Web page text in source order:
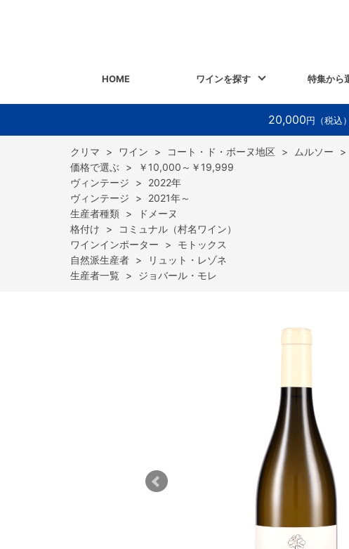
HOME ワインを探す 特集から
20,000 円（税込）
> ワイン > コート・ド・ボーヌ地区 > ムルソー >
>
￥10,000～￥19,999
>
2022年
>
2021年～
>
ドメーヌ
>
コミュナル（村名ワイン）
>
モトックス
>
リュット・レゾネ
>
ジョバール・モレ